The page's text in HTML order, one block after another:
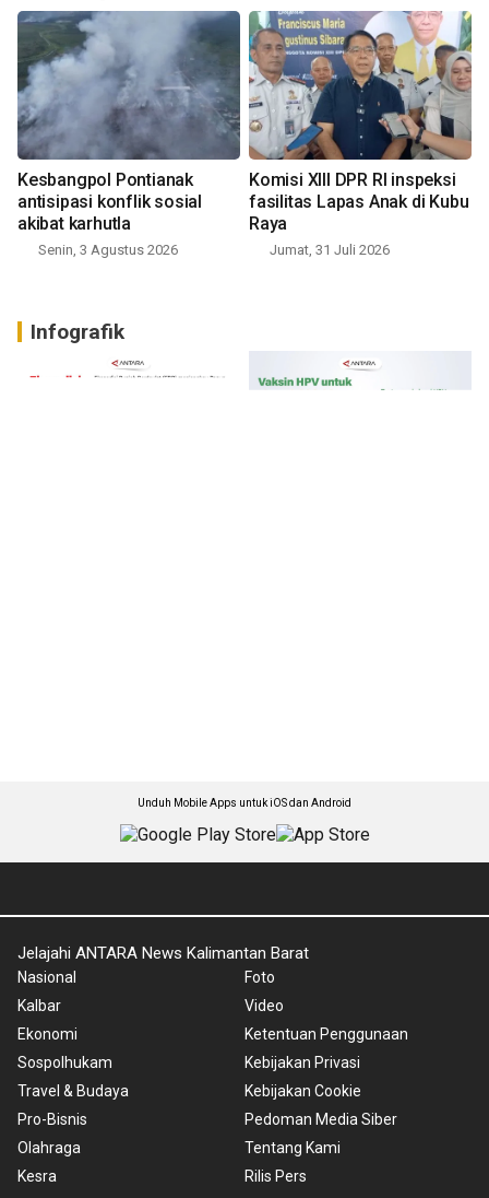
Kesbangpol Pontianak
antisipasi konflik sosial
akibat karhutla
Senin, 3 Agustus 2026
Komisi XIII DPR RI inspeksi
fasilitas Lapas Anak di Kubu
Raya
Jumat, 31 Juli 2026
Infografik
Unduh Mobile Apps untuk iOS dan Android
Jelajahi ANTARA News Kalimantan Barat
Nasional
Kalbar
Ekonomi
Sospolhukam
Travel & Budaya
Pro-Bisnis
Olahraga
Kesra
Foto
Video
Ketentuan Penggunaan
Kebijakan Privasi
Kebijakan Cookie
Pedoman Media Siber
Tentang Kami
Rilis Pers